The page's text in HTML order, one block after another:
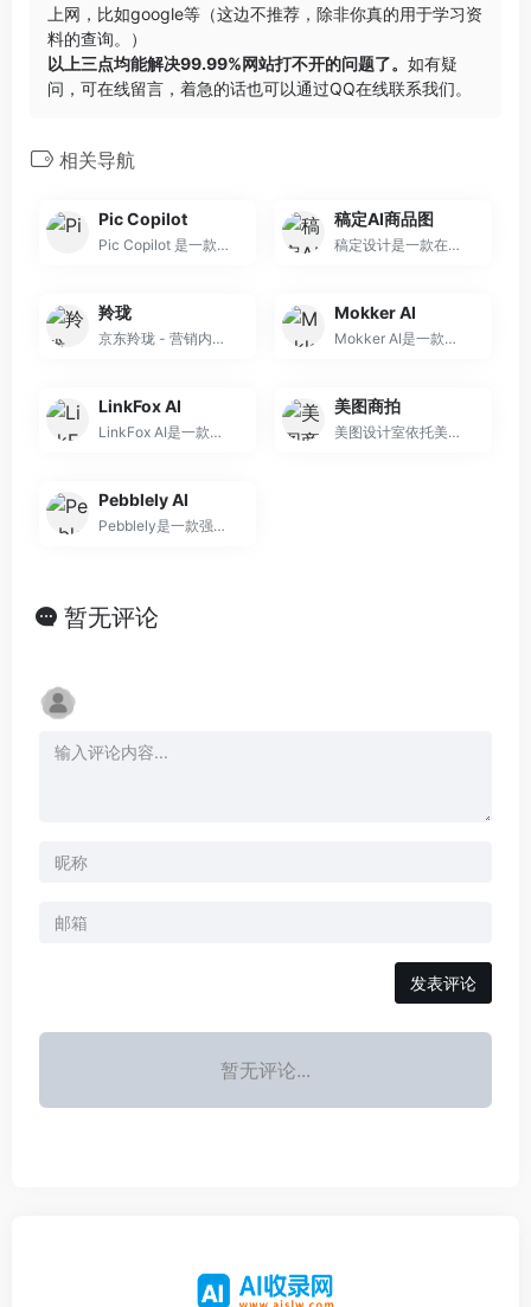
上网，比如google等（这边不推荐，除非你真的用于学习资
料的查询。）
以上三点均能解决99.99%网站打不开的问题了。 如有疑
问，可在线留言，着急的话也可以通过QQ在线联系我们。
相关导航
Pic Copilot
Pic Copilot 是一款由阿里巴巴团队基于大量数据训练而成的 AI 图像工具，致力于提升产品营销图片的点击率。它利用先进的人工智能技术，对图像进行优化处理
稿定AI商品图
稿定设计是一款在线设计平台，它为用户提供了便捷高效的设计解决方案。重要性在于降低了设计门槛，让非专业设计师也能轻松创建出专业水平的设计作品。其主要优点包括操作简
羚珑
京东羚珑 - 营销内容创意平台：一键抠图、免费抠图、商品打腰带、改尺寸、商品主图设计、线上广告banner设计、店铺首页设计、活动页设计、页面设计、互动营销设计、小程序设计、动图视频设计、视频广告设计、商品主图视频设计、海报设计、公众号配图设计、二维码名片设计、DM传单设计、物流面贴设计、易拉宝设计
Mokker AI
Mokker AI是一款专注于产品图像背景处理的人工智能工具。它与Soona合作，旨在为用户提供高质量、高效率的产品图像解决方案。其核心技术是利用人工智能去除产
LinkFox AI
LinkFox AI是一款专为跨境电商设计的AI电商设计工具。它的背景是为了满足跨境电商卖家在商品图制作、文案生成和运营策略优化方面的需求。该工具提供AI文案生
美图商拍
美图设计室依托美图秀秀AI图像处理技术，主要功能是根据用户提供的素材快速生成AI商品图等设计内容。其重要性在于极大提高了电商设计等领域的效率，减少了设计师的工作
Pebblely AI
Pebblely是一款强大的AI设计工具，主要用于产品摄影。它结合人工智能技术，为用户提供了集图像生成、编辑和设计于一体的解决方案。该产品主要优点在于操作便捷，
暂无评论
发表评论
暂无评论...